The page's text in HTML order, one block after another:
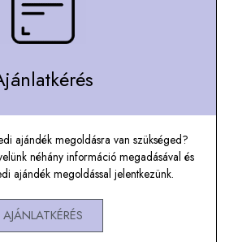
ajándék megoldásra van szükséged?
néhány információ megadásával és
ajándék megoldással jelentkezünk.
AJÁNLATKÉRÉS